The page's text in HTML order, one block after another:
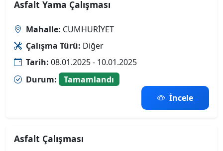
Asfalt Yama Çalışması
Mahalle: CUMHURİYET
Çalışma Türü: Diğer
Tarih: 08.01.2025 - 10.01.2025
Durum:
Tamamlandı
İncele
Asfalt Çalışması